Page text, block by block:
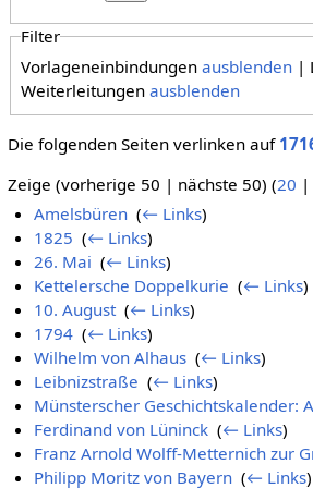
Filter
Vorlageneinbindungenausblenden |
Weiterleitungenausblenden
Die folgenden Seiten verlinken auf
Zeige (vorherige 50 | nächste 50) (20 |
Amelsbüren ‎(← Links)
1825 ‎(← Links)
26. Mai ‎(← Links)
Kettelersche Doppelkurie ‎(← Links)
10. August ‎(← Links)
1794 ‎(← Links)
Wilhelm von Alhaus ‎(← Links)
Leibnizstraße ‎(← Links)
Münsterscher Geschichtskalender:
Ferdinand von Lüninck ‎(← Links)
Franz Arnold Wolff-Metternich zur
Philipp Moritz von Bayern ‎(← Links)